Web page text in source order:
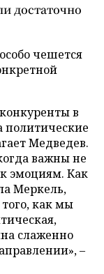
достаточно
чешется
в
политические
Медведев.
важны не
эмоциям. Как
Меркель,
как мы
слаженно
–